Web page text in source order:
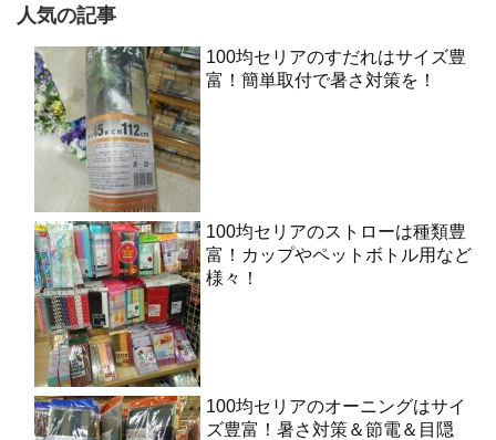
人気の記事
100均セリアのすだれはサイズ豊
富！簡単取付で暑さ対策を！
100均セリアのストローは種類豊
富！カップやペットボトル用など
様々！
100均セリアのオーニングはサイ
ズ豊富！暑さ対策＆節電＆目隠